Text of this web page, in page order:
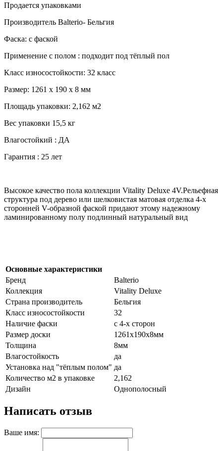
Продается упаковками
Производитель Balterio- Бельгия
Фаска: с фаской
Применение с полом : подходит под тёплый пол
Класс износостойкости: 32 класс
Размер: 1261 х 190 х 8 мм
Площадь упаковки: 2,162 м2
Вес упаковки 15,5 кг
Влагостойкий : ДА
Гарантия : 25 лет
Высокое качество пола коллекции Vitality Deluxe 4V.Рельефная
структура под дерево или шелковистая матовая отделка 4-х
сторонней V-образной фаской придают этому надежному
ламинированному полу подлинный натуральный вид
Основные характеристики
Бренд
Balterio
Коллекция
Vitality Deluxe
Страна производитель
Бельгия
Класс износостойкости
32
Наличие фаски
с 4-х сторон
Размер доски
1261х190х8мм
Толщина
8мм
Влагостойкость
да
Установка над "тёплым полом" да
Количество м2 в упаковке
2,162
Дизайн
Однополосный
Написать отзыв
Ваше имя: